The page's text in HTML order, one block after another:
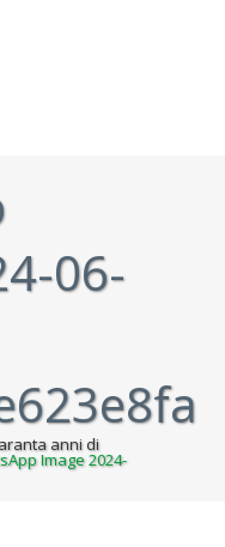
06-
anni di
Image 2024-